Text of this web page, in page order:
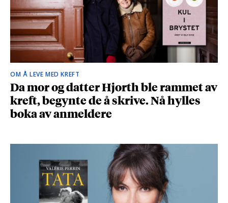
OM Å LEVE MED KREFT
Da mor og datter Hjorth ble rammet av
kreft, begynte de å skrive. Nå hylles
boka av anmeldere